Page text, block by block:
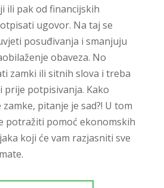
ili pak od financijskih
ugovor. Na taj se
posuđivanja i smanjuju
obaveza. No
zamki ili sitnih slova i treba
potpisivanja. Kako
pitanje je sad?! U tom
potražiti pomoć ekonomskih
koji će vam razjasniti sve